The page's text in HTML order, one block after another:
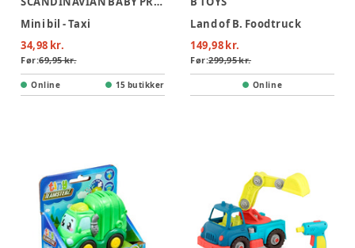
Mini bil - Taxi
34,98 kr.
Før:69,95 kr.
Online 15 butikker
Land of B. Foodtruck
149,98 kr.
Før:299,95 kr.
Online